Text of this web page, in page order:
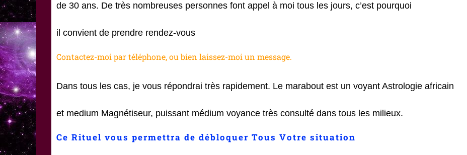
de 30 ans. De très nombreuses personnes font appel à moi tous les jours, c’est pourquoi
il convient de prendre rendez-vous
Contactez-moi par téléphone, ou bien laissez-moi un message.
Dans tous les cas, je vous répondrai très rapidement. Le marabout est un voyant Astrologie africain
et medium Magnétiseur, puissant médium voyance très consulté dans tous les milieux.
Ce Rituel vous permettra de débloquer Tous Votre situation